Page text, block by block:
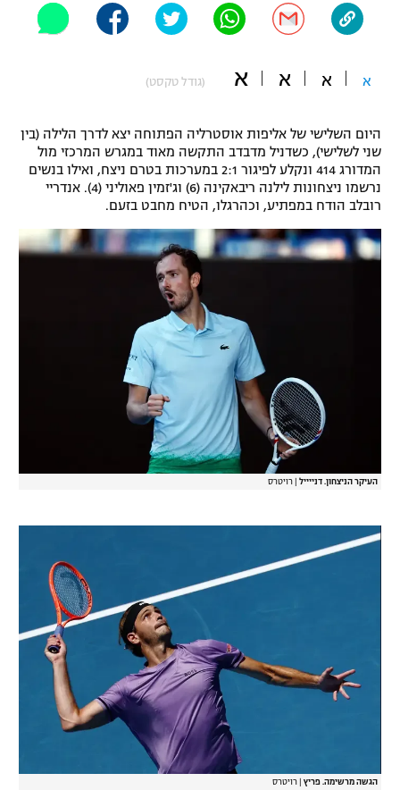
"מחצית בשכונה" – פודקאסט
משתתפים וזוכים בפרסים
תקנון משתתפים וזוכים בפרסים
תקנון עבור פעילות אלקטרה
טניס
גיימינג E-Sports
תנאי שימוש
תקנון פעילות ספורט 1
רשיון להקרנה פומבית לבית עסק
הצטרפות לחבילת הערוצים
תגיות
אופניים
ספורט מוטורי
פוטבול אמריקאי NFL
בייסבול MLB
ספורט אתגרי ואקסטרים
א א א א (גודל טקסט)
היום השלישי של אליפות אוסטרליה הפתוחה יצא לדרך הלילה (בין
שני לשלישי), כשדניל מדבדב התקשה מאוד במגרש המרכזי מול
המדורג 414 ונקלע לפיגור 2:1 במערכות בטרם ניצח, ואילו בנשים
נרשמו ניצחונות לילנה ריבאקינה (6) וג'זמין פאוליני (4). אנדריי
רובלב הודח במפתיע, וכהרגלו, הטיח מחבט בזעם.
העיקר הניצחון. דנייייל רויטרס
הגשה מרשימה. פריץ רויטרס